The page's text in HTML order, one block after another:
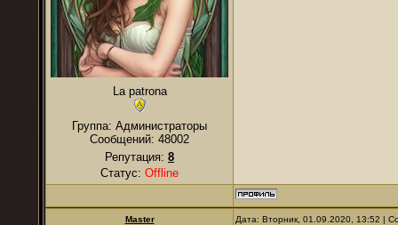
La patrona
Группа: Администраторы
Сообщений: 48002
Репутация: 8
Статус: Offline
Master Дата: Вторник, 01.09.2020, 13:52 |